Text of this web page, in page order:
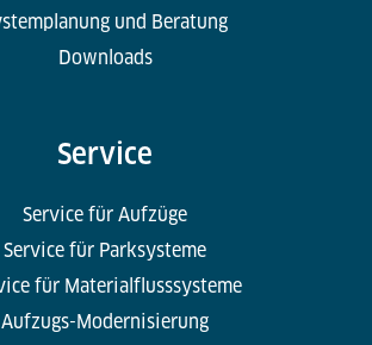
und Beratung
Downloads
Service
Service für Aufzüge
Service für Parksysteme
für Materialflusssysteme
Aufzugs-Modernisierung